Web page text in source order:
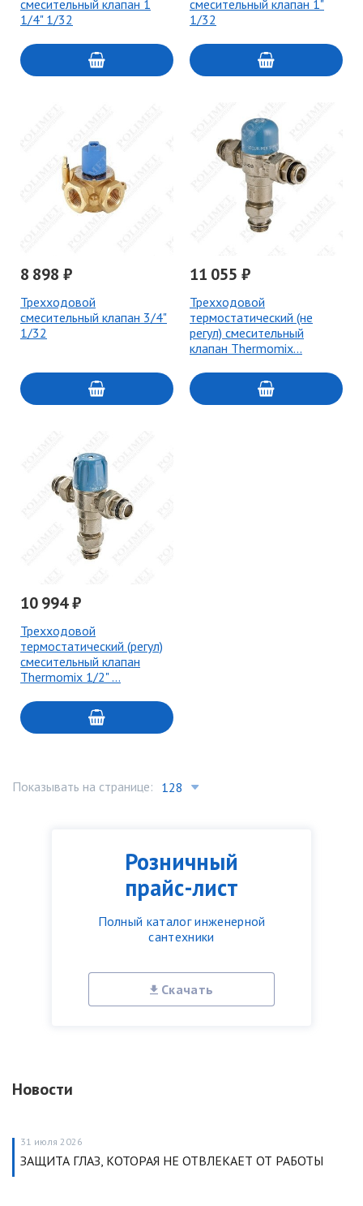
Розничный
прайс-лист
Полный каталог инженерной
сантехники
Скачать
Новости
31 июля 2026
ЗАЩИТА ГЛАЗ, КОТОРАЯ НЕ ОТВЛЕКАЕТ ОТ РАБОТЫ
смесительный клапан 1
1/4" 1/32
смесительный клапан 1"
1/32
8 898 ₽
Трехходовой
смесительный клапан 3/4"
1/32
11 055 ₽
Трехходовой
термостатический (не
регул) смесительный
клапан Thermomix…
10 994 ₽
Трехходовой
термостатический (регул)
смесительный клапан
Thermomix 1/2" …
Показывать на странице: